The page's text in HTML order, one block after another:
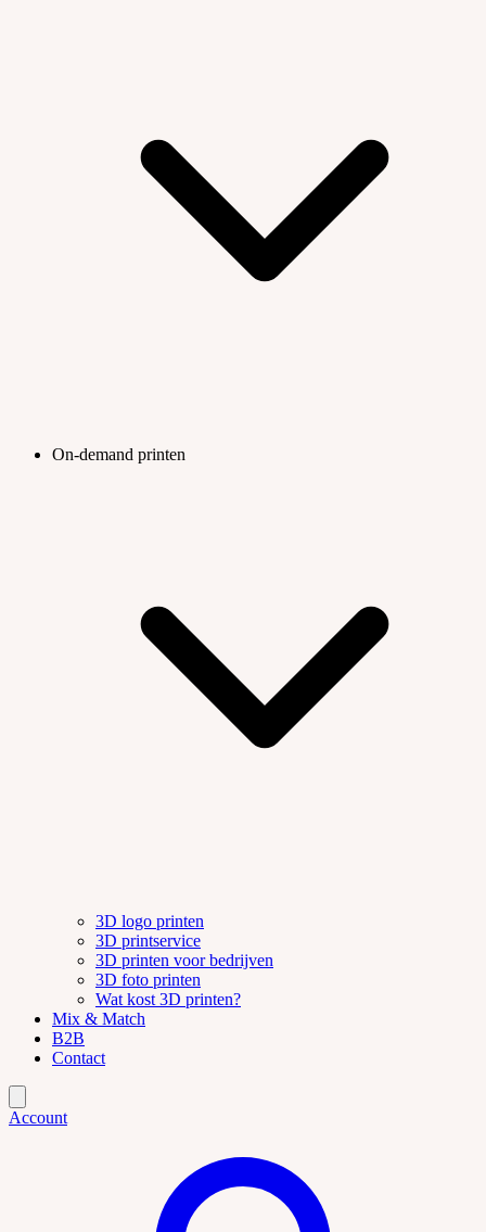
On-demand printen
3D logo printen
3D printservice
3D printen voor bedrijven
3D foto printen
Wat kost 3D printen?
Mix & Match
B2B
Contact
Account